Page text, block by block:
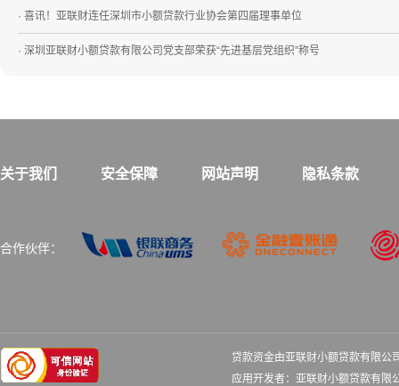
· 喜讯！亚联财连任深圳市小额贷款行业协会第四届理事单位
· 深圳亚联财小额贷款有限公司党支部荣获“先进基层党组织”称号
关于我们 安全保障 网站声明 隐私条款
合作伙伴：
贷款资金由亚联财小额贷款有限公
应用开发者：亚联财小额贷